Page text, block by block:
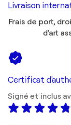
Livraison
Frais de port,
d'art
Certificat
Signé et inclus